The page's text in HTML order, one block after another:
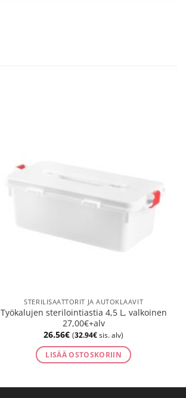
STERILISAATTORIT JA AUTOKLAAVIT
Työkalujen sterilointiastia 4,5 L, valkoinen
27,00€+alv
26.56€ (32.94€ sis. alv)
LISÄÄ OSTOSKORIIN